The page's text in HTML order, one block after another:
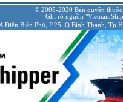
© 2005-2020 Bản quyền
Ghi rõ nguồn
Điện Biên Phủ, P.25, Q.Bình Thạnh,